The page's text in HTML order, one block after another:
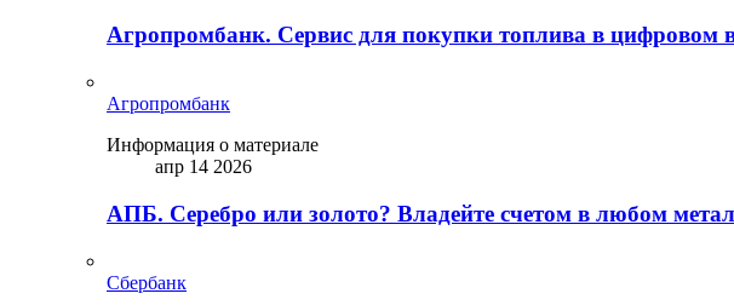
Агропромбанк. Сервис для покупки топлива в цифровом
Агропромбанк
Информация о материале
апр 14 2026
АПБ. Серебро или золото? Владейте счетом в любом
Сбербанк